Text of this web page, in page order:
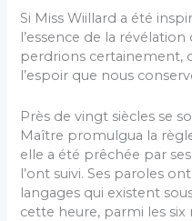
Si Miss Wiillard a été
l’essence de la
perdrions certainement,
l’espoir que nous
Près de vingt siècles se
Maître promulgua la
elle a été prêchée par
l’ont suivi. Ses paroles
langages qui existent
cette heure, parmi les